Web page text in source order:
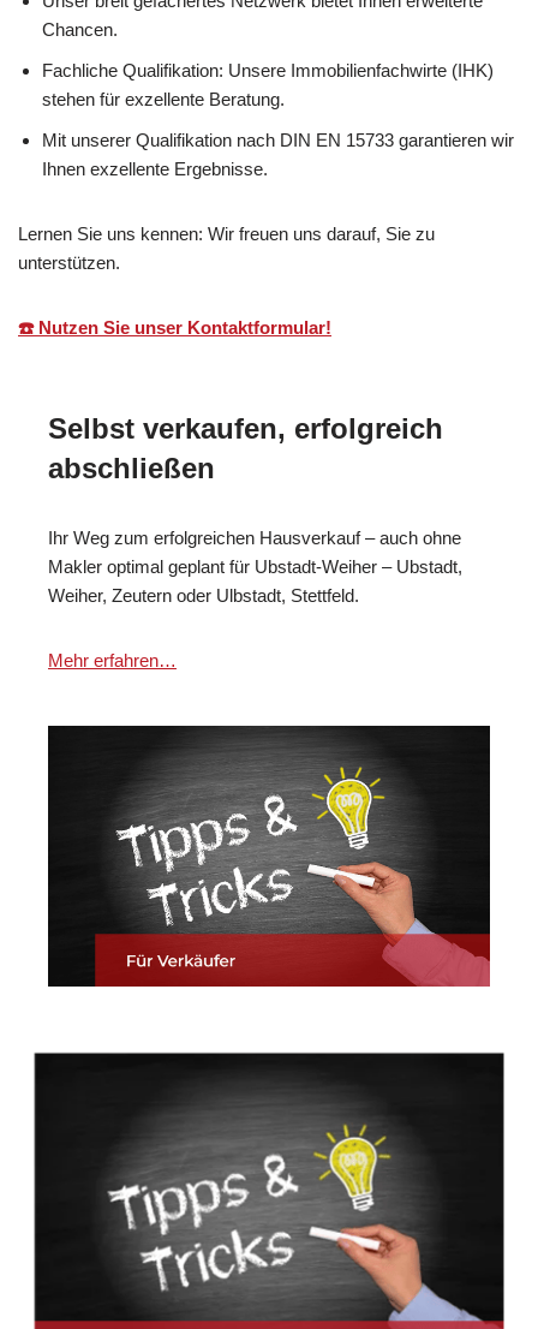
Chancen.
Fachliche Qualifikation: Unsere Immobilienfachwirte (IHK)
stehen für exzellente Beratung.
Mit unserer Qualifikation nach DIN EN 15733 garantieren wir
Ihnen exzellente Ergebnisse.
Lernen Sie uns kennen: Wir freuen uns darauf, Sie zu
unterstützen.
☎️ Nutzen Sie unser Kontaktformular!
Selbst verkaufen, erfolgreich
abschließen
Ihr Weg zum erfolgreichen Hausverkauf – auch ohne
Makler optimal geplant für Ubstadt-Weiher – Ubstadt,
Weiher, Zeutern oder Ulbstadt, Stettfeld.
Mehr erfahren…